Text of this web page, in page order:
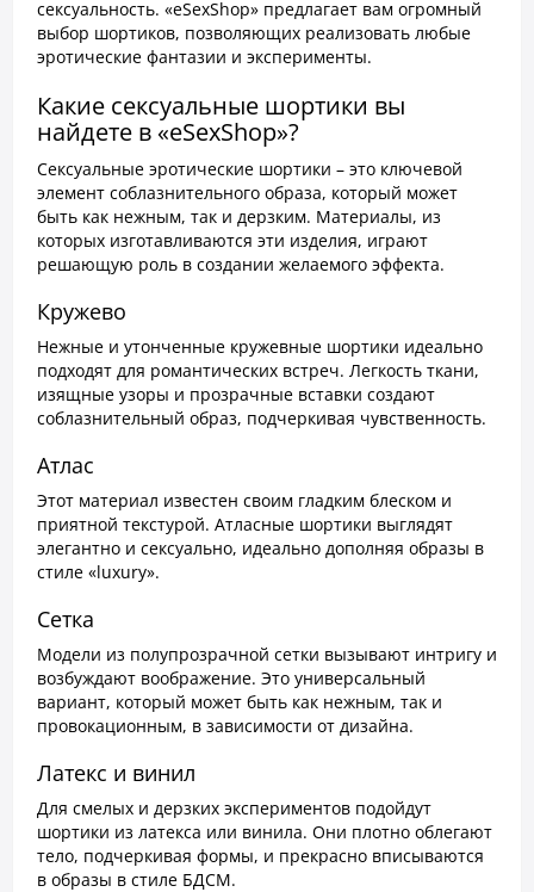
сексуальность. «eSexShop» предлагает вам огромный
выбор шортиков, позволяющих реализовать любые
эротические фантазии и эксперименты.
Какие сексуальные шортики вы
найдете в «eSexShop»?
Сексуальные эротические шортики – это ключевой
элемент соблазнительного образа, который может
быть как нежным, так и дерзким. Материалы, из
которых изготавливаются эти изделия, играют
решающую роль в создании желаемого эффекта.
Кружево
Нежные и утонченные кружевные шортики идеально
подходят для романтических встреч. Легкость ткани,
изящные узоры и прозрачные вставки создают
соблазнительный образ, подчеркивая чувственность.
Атлас
Этот материал известен своим гладким блеском и
приятной текстурой. Атласные шортики выглядят
элегантно и сексуально, идеально дополняя образы в
стиле «luxury».
Сетка
Модели из полупрозрачной сетки вызывают интригу и
возбуждают воображение. Это универсальный
вариант, который может быть как нежным, так и
провокационным, в зависимости от дизайна.
Латекс и винил
Для смелых и дерзких экспериментов подойдут
шортики из латекса или винила. Они плотно облегают
тело, подчеркивая формы, и прекрасно вписываются
в образы в стиле БДСМ.